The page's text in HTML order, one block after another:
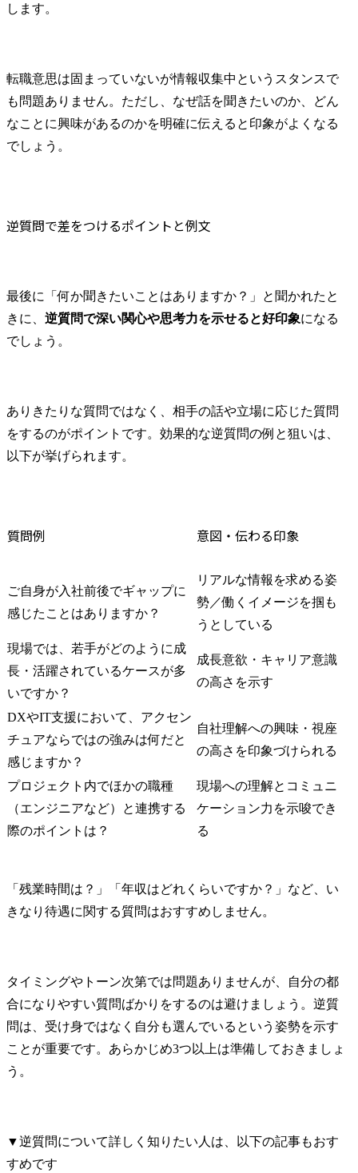
します。
転職意思は固まっていないが情報収集中というスタンスで
も問題ありません。ただし、なぜ話を聞きたいのか、どん
なことに興味があるのかを明確に伝えると印象がよくなる
でしょう。
逆質問で差をつけるポイントと例文
最後に「何か聞きたいことはありますか？」と聞かれたと
きに、 逆質問で深い関心や思考力を示せると好印象になる
でしょう。
ありきたりな質問ではなく、相手の話や立場に応じた質問
をするのがポイントです。効果的な逆質問の例と狙いは、
以下が挙げられます。
質問例 意図・伝わる印象
ご自身が入社前後でギャップに
感じたことはありますか？
リアルな情報を求める姿
勢／働くイメージを掴も
うとしている
現場では、若手がどのように成
長・活躍されているケースが多
いですか？
成長意欲・キャリア意識
の高さを示す
DXやIT支援において、アクセン
チュアならではの強みは何だと
感じますか？
自社理解への興味・視座
の高さを印象づけられる
プロジェクト内でほかの職種
（エンジニアなど）と連携する
際のポイントは？
現場への理解とコミュニ
ケーション力を示唆でき
る
「残業時間は？」「年収はどれくらいですか？」など、い
きなり待遇に関する質問はおすすめしません。
タイミングやトーン次第では問題ありませんが、自分の都
合になりやすい質問ばかりをするのは避けましょう。逆質
問は、受け身ではなく自分も選んでいるという姿勢を示す
ことが重要です。あらかじめ3つ以上は準備しておきましょ
う。
▼逆質問について詳しく知りたい人は、以下の記事もおす
すめです